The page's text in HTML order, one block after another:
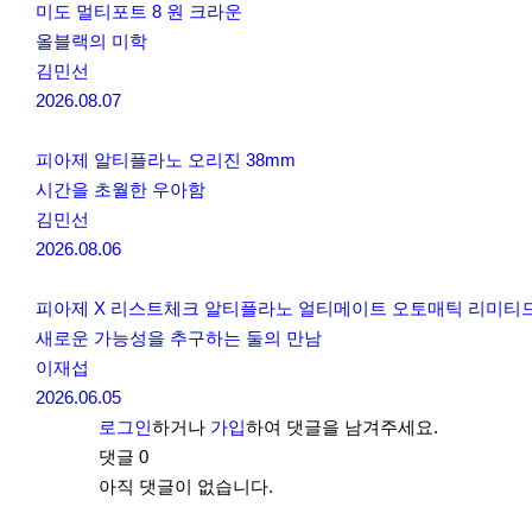
미도 멀티포트 8 원 크라운
올블랙의 미학
김민선
2026.08.07
피아제 알티플라노 오리진 38mm
시간을 초월한 우아함
김민선
2026.08.06
피아제 X 리스트체크 알티플라노 얼티메이트 오토매틱 리미티
새로운 가능성을 추구하는 둘의 만남
이재섭
2026.06.05
로그인하거나 가입하여 댓글을 남겨주세요.
댓글 0
아직 댓글이 없습니다.